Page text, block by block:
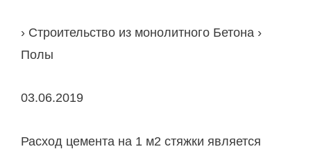
› Строительство из монолитного Бетона ›
Полы
03.06.2019
Расход цемента на 1 м2 стяжки является